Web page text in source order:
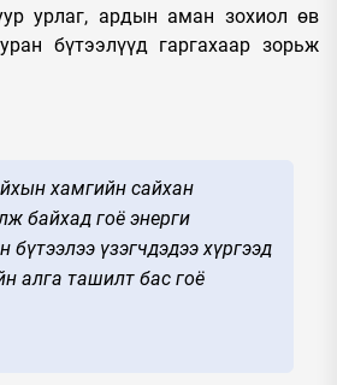
урлаг, ардын аман зохиол өв
бүтээлүүд гаргахаар зорьж
хамгийн сайхан
байхад гоё энерги
бүтээлээ үзэгчдэдээ хүргээд
алга ташилт бас гоё